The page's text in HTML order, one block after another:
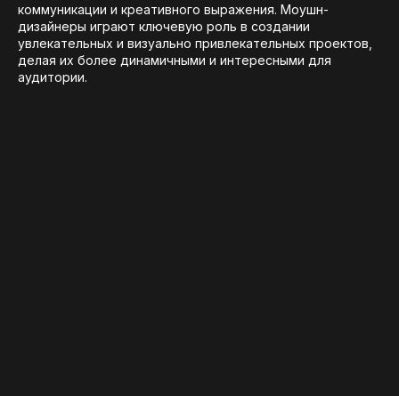
коммуникации и креативного выражения. Моушн-
дизайнеры играют ключевую роль в создании
увлекательных и визуально привлекательных проектов,
делая их более динамичными и интересными для
аудитории.